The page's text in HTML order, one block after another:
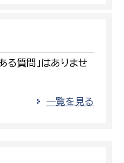
る質問」はありませ
一覧を見る